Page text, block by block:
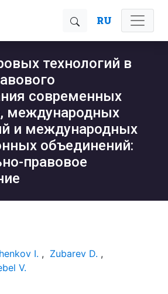
RU
технологий в
современных
международных
и международных
объединений:
правовое
I. , Zubarev D. ,
V.